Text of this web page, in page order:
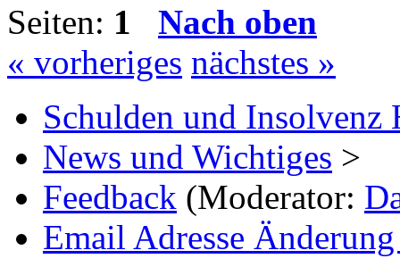
Seiten: 1
Nach oben
« vorheriges nächstes »
Schulden und Insolvenz
News und Wichtiges >
Feedback (Moderator:
Email Adresse